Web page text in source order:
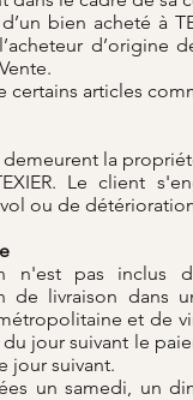
bien acheté à
articles
la
Le client
ou de
n'est pas inclus
de livraison
et de
jour suivant le
jour suivant.
un samedi, un